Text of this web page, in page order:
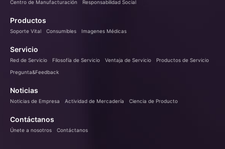
Centro de Manufacturación
Responsabilidad Social
Productos
Soporte Vital Consumibles Imagenes Médicas
Servicio
Red de Servicio Filosofía de Servicio Ventaja de Servicio
Productos de Servicio
Pregunta&Feedback
Noticias
Noticias de Empresa Actividad de Mercadería Ciencia de Producto
Contáctanos
Únete a nosotros Contáctanos